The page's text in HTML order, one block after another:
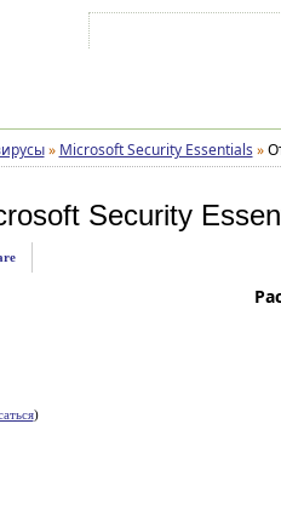
» Microsoft Security Essentials »
Security
)